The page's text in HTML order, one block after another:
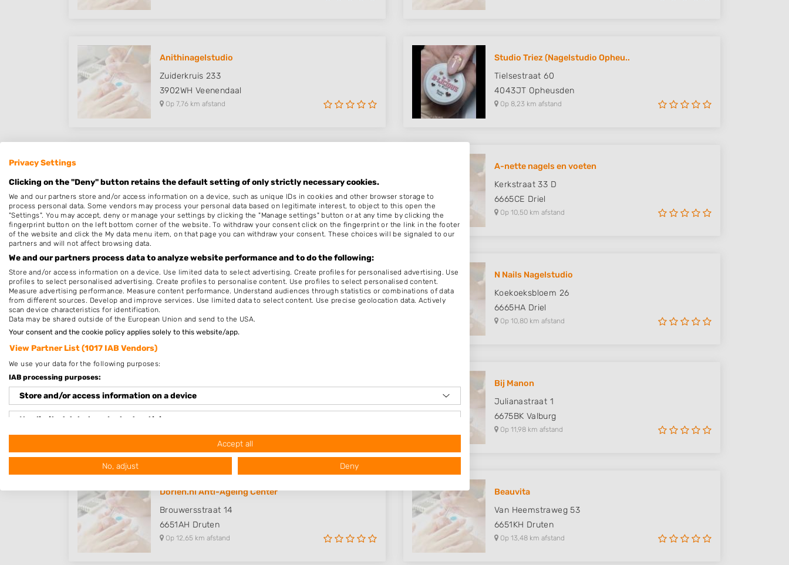
Anithinagelstudio
Zuiderkruis 233
3902WH Veenendaal
Op 7,76 km afstand
Studio Triez (Nagelstudio Opheu..
Tielsestraat 60
4043JT Opheusden
Op 8,23 km afstand
Boslaan 16
3904KH Veenendaal
Op 8,60 km afstand
A-nette nagels en voeten
Kerkstraat 33 D
6665CE Driel
Op 10,50 km afstand
Coco's Mooie Handen
Componistensingel 23
Op 10,61 km afstand
N Nails Nagelstudio
Koekoeksbloem 26
6665HA Driel
Op 10,80 km afstand
Weverstraat 32
6862DP
Bij Manon
Julianastraat 1
6675BK Valburg
Op 11,98 km afstand
Dorien.nl Anti-Ageing Center
Brouwersstraat 14
6651AH Druten
Op 12,65 km afstand
Beauvita
Van Heemstraweg 53
6651KH Druten
Op 13,48 km afstand
Privacy Settings
Clicking on the "Deny" button retains the default setting of only strictly necessary cookies.
We and our partners store and/or access information on a device, such as unique IDs in cookies and other browser storage to
process personal data. Some vendors may process your personal data based on legitimate interest, to object to this open the
"Settings". You may accept, deny or manage your settings by clicking the "Manage settings" button or at any time by clicking the
fingerprint button on the left bottom corner of the website. To withdraw your consent click on the fingerprint or the link in the footer
of the website and click the My data menu item, on that page you can withdraw your consent. These choices will be signaled to our
partners and will not affect browsing data.
We and our partners process data to analyze website performance and to do the following:
Store and/or access information on a device. Use limited data to select advertising. Create profiles for personalised advertising. Use
profiles to select personalised advertising. Create profiles to personalise content. Use profiles to select personalised content.
Measure advertising performance. Measure content performance. Understand audiences through statistics or combinations of data
from different sources. Develop and improve services. Use limited data to select content. Use precise geolocation data. Actively
scan device characteristics for identification.
Data may be shared outside of the European Union and send to the USA.
Your consent and the cookie policy applies solely to this website/app.
View Partner List (1017 IAB Vendors)
We use your data for the following purposes:
IAB processing purposes:
Store and/or access information on a device
Use limited data to select advertising
Use profiles to select personalised advertising
Create profiles to personalise content
Use profiles to select personalised content
Measure advertising performance
Accept all
No, adjust Deny